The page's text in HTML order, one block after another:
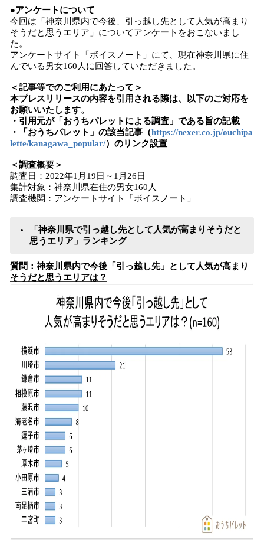
●アンケートについて
今回は「神奈川県内で今後、引っ越し先として人気が高まり
そうだと思うエリア」についてアンケートをおこないまし
た。
アンケートサイト「ボイスノート」にて、現在神奈川県に住
んでいる男女160人に回答していただきました。
＜記事等でのご利用にあたって＞
本プレスリリースの内容を引用される際は、以下のご対応を
お願いいたします。
・引用元が「おうちパレットによる調査」である旨の記載
・「おうちパレット」の該当記事（https://nexer.co.jp/ouchipa
lette/kanagawa_popular/）のリンク設置
＜調査概要＞
調査日：2022年1月19日～1月26日
集計対象：神奈川県在住の男女160人
調査機関：アンケートサイト「ボイスノート」
「神奈川県で引っ越し先として人気が高まりそうだと
思うエリア」ランキング
質問：神奈川県内で今後「引っ越し先」として人気が高まり
そうだと思うエリアは？